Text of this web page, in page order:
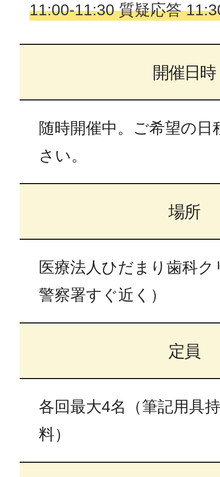
11:00-11:30 質疑応答
開催日時
随時開催中。ご希望の日
さい。
場所
医療法人ひだまり歯科
警察署すぐ近く）
定員
各回最大4名（筆記用具
料）